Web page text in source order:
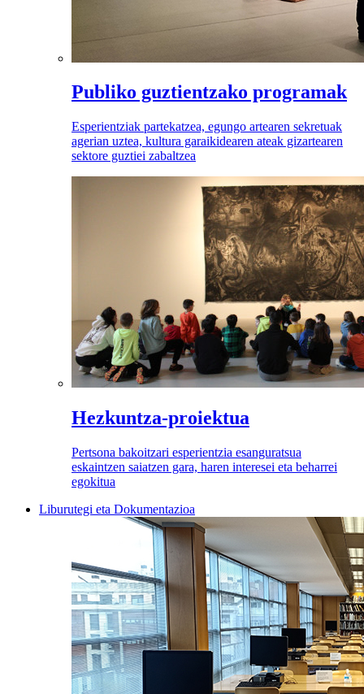
Publiko guztientzako programak
Esperientziak partekatzea, egungo artearen sekretuak
agerian uztea, kultura garaikidearen ateak gizartearen
sektore guztiei zabaltzea
Hezkuntza-proiektua
Pertsona bakoitzari esperientzia esanguratsua
eskaintzen saiatzen gara, haren interesei eta beharrei
egokitua
Liburutegi eta Dokumentazioa